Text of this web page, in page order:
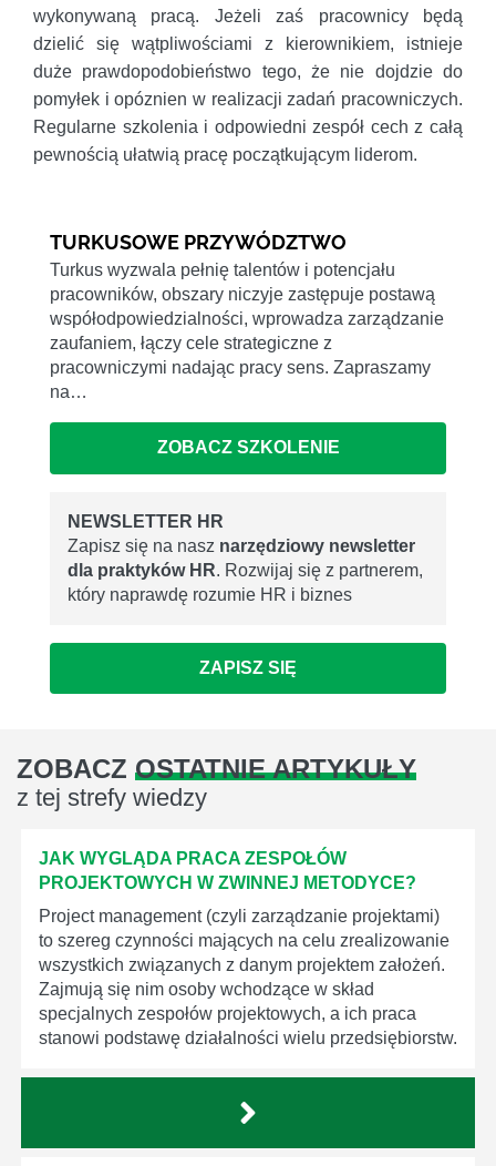
wykonywaną pracą. Jeżeli zaś pracownicy będą
dzielić się wątpliwościami z kierownikiem, istnieje
duże prawdopodobieństwo tego, że nie dojdzie do
pomyłek i opóznien w realizacji zadań pracowniczych.
Regularne szkolenia i odpowiedni zespół cech z całą
pewnością ułatwią pracę początkującym liderom.
TURKUSOWE PRZYWÓDZTWO
Turkus wyzwala pełnię talentów i potencjału
pracowników, obszary niczyje zastępuje postawą
współodpowiedzialności, wprowadza zarządzanie
zaufaniem, łączy cele strategiczne z
pracowniczymi nadając pracy sens. Zapraszamy
na…
ZOBACZ SZKOLENIE
NEWSLETTER HR
Zapisz się na nasz narzędziowy newsletter
dla praktyków HR. Rozwijaj się z partnerem,
który naprawdę rozumie HR i biznes
ZAPISZ SIĘ
ZOBACZ OSTATNIE ARTYKUŁY
z tej strefy wiedzy
JAK WYGLĄDA PRACA ZESPOŁÓW
PROJEKTOWYCH W ZWINNEJ METODYCE?
Project management (czyli zarządzanie projektami)
to szereg czynności mających na celu zrealizowanie
wszystkich związanych z danym projektem założeń.
Zajmują się nim osoby wchodzące w skład
specjalnych zespołów projektowych, a ich praca
stanowi podstawę działalności wielu przedsiębiorstw.